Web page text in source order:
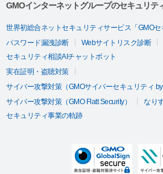
GMOインターネットグループのセキュリテ
世界初総合ネットセキュリティサービス「GMOセ
パスワード漏洩診断
Webサイトリスク診断
セキュリティ相談AIチャットボット
実在証明・盗聴対策
サイバー攻撃対策（GMOサイバーセキュリティ by
サイバー攻撃対策（GMO Flatt Security）
なり
セキュリティ事業の軌跡